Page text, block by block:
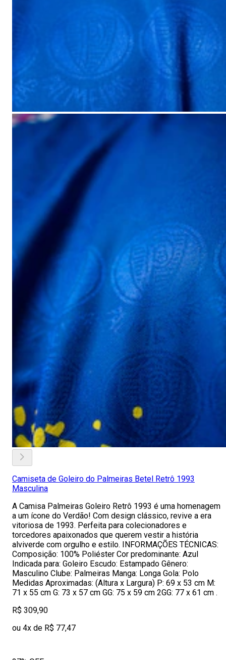
Camiseta de Goleiro do Palmeiras Betel Retrô 1993
Masculina
A Camisa Palmeiras Goleiro Retrô 1993 é uma homenagem
a um ícone do Verdão! Com design clássico, revive a era
vitoriosa de 1993. Perfeita para colecionadores e
torcedores apaixonados que querem vestir a história
alviverde com orgulho e estilo. INFORMAÇÕES TÉCNICAS:
Composição: 100% Poliéster Cor predominante: Azul
Indicada para: Goleiro Escudo: Estampado Gênero:
Masculino Clube: Palmeiras Manga: Longa Gola: Polo
Medidas Aproximadas: (Altura x Largura) P: 69 x 53 cm M:
71 x 55 cm G: 73 x 57 cm GG: 75 x 59 cm 2GG: 77 x 61 cm .
R$ 309,90
ou 4x de R$ 77,47